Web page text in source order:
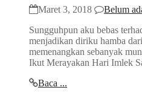
Maret 3, 2018 Belum
Sungguhpun aku bebas
menjadikan diriku hamba
memenangkan sebanyak
Ikut Merayakan Hari Imlek
Baca ...